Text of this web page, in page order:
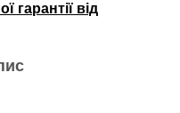
гарантії від